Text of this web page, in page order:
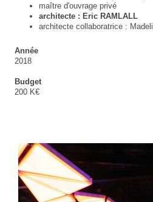
maître d'ouvrage privé
architecte : Eric RAMLALL
architecte collaboratrice :
Année
2018
Budget
200 K€